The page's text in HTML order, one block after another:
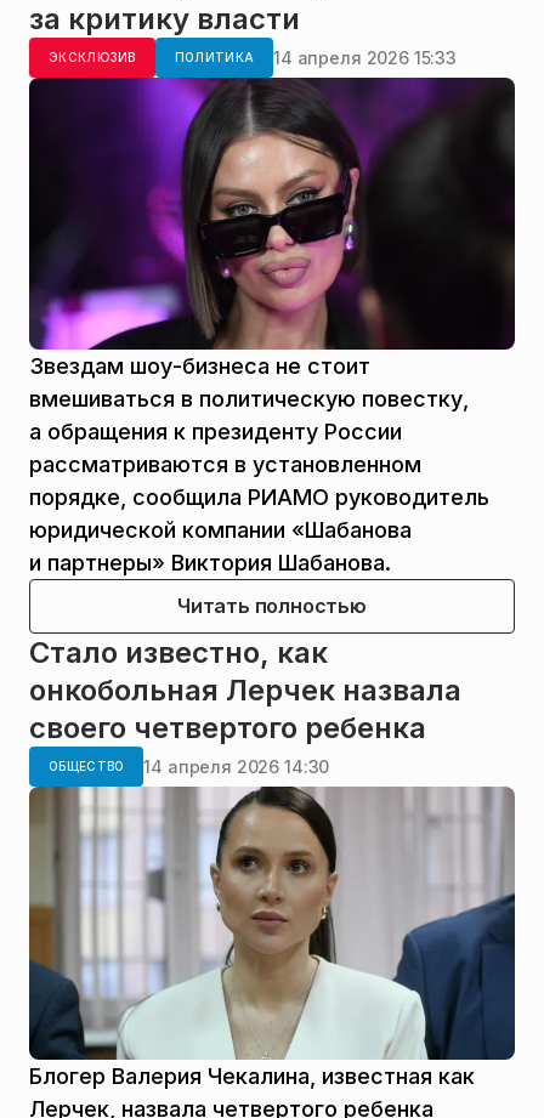
за критику власти
ЭКСКЛЮЗИВ ПОЛИТИКА 14 апреля 2026 15:33
Звездам шоу-бизнеса не стоит
вмешиваться в политическую повестку,
а обращения к президенту России
рассматриваются в установленном
порядке, сообщила РИАМО руководитель
юридической компании «Шабанова
и партнеры» Виктория Шабанова.
Читать полностью
Стало известно, как
онкобольная Лерчек назвала
своего четвертого ребенка
ОБЩЕСТВО 14 апреля 2026 14:30
Блогер Валерия Чекалина, известная как
Лерчек, назвала четвертого ребенка